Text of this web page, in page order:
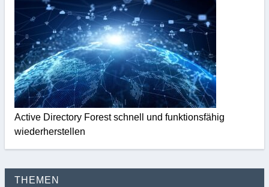
Active Directory Forest schnell und funktionsfähig
wiederherstellen
THEMEN